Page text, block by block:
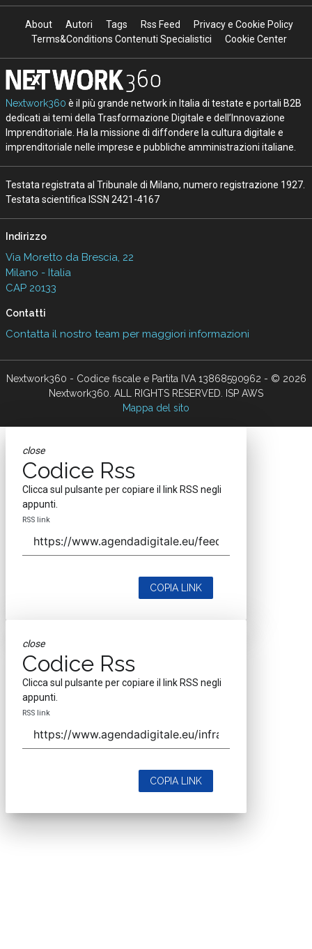
About Autori Tags Rss Feed
Privacy e Cookie Policy
Terms&Conditions Contenuti Specialistici
Cookie Center
Nextwork360 è il più grande network in Italia di testate e portali B2B
dedicati ai temi della Trasformazione Digitale e dell’Innovazione
Imprenditoriale. Ha la missione di diffondere la cultura digitale e
imprenditoriale nelle imprese e pubbliche amministrazioni italiane.
Testata registrata al Tribunale di Milano, numero registrazione 1927.
Testata scientifica ISSN 2421-4167
Indirizzo
Via Moretto da Brescia, 22
Milano - Italia
CAP 20133
Contatti
Contatta il nostro team per maggiori informazioni
Nextwork360 - Codice fiscale e Partita IVA 13868590962 - © 2026
Nextwork360. ALL RIGHTS RESERVED. ISP AWS
Mappa del sito
close
Codice Rss
Clicca sul pulsante per copiare il link RSS negli
appunti.
RSS link
COPIA LINK
close
Codice Rss
Clicca sul pulsante per copiare il link RSS negli
appunti.
RSS link
COPIA LINK